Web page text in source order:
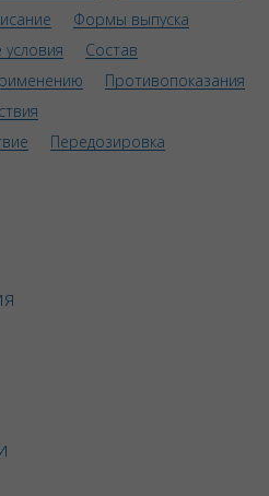
Формы выпуска
Состав
Противопоказания
Передозировка